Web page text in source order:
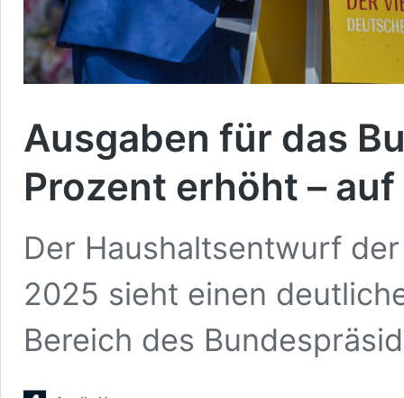
Ausgaben für das
Prozent erhöht –
Der Haushaltsentwurf
2025 sieht einen
Bereich des